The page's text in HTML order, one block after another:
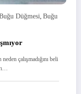
Düğmesi Buğu
çalışmadığını beli